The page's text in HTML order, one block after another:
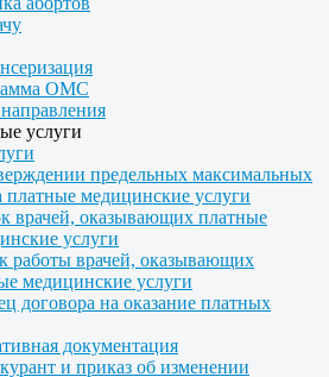
ОМС
услуги
предельных максимальных
платные медицинские услуги
врачей, оказывающих платные
услуги
работы врачей, оказывающих
медицинские услуги
договора на оказание платных
документация
и приказ об изменении